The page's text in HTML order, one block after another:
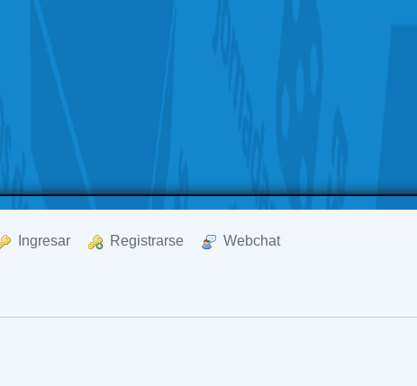
Ingresar Registrarse Webchat